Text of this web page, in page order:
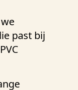
past bij